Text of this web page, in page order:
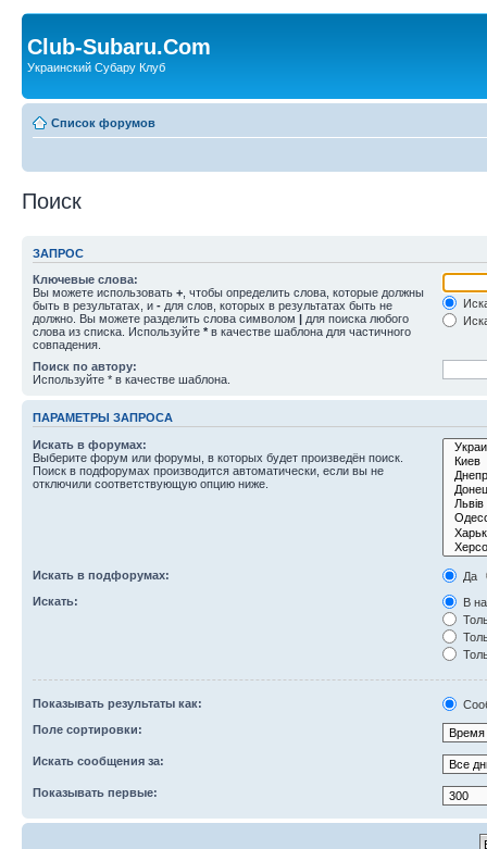
Club-Subaru.Com
Украинский Субару Клуб
Список форумов
Поиск
ЗАПРОС
Ключевые слова:
Вы можете использовать + , чтобы определить слова, которые должны
быть в результатах, и - для слов, которых в результатах быть не
должно. Вы можете разделить слова символом | для поиска любого
слова из списка. Используйте * в качестве шаблона для частичного
совпадения.
Поиск по автору:
Используйте * в качестве шаблона.
ПАРАМЕТРЫ ЗАПРОСА
Искать в форумах:
Выберите форум или форумы, в которых будет произведён поиск.
Поиск в подфорумах производится автоматически, если вы не
отключили соответствующую опцию ниже.
Искать в подфорумах:
Да
Искать:
В
Показывать результаты как:
Поле сортировки:
Искать сообщения за:
Показывать первые: